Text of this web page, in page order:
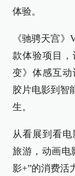
体验。
《驰骋天宫
款体验项目
变》体感互
胶片电影到智
生。
从看展到看
旅游，动画电
影+”的消费活